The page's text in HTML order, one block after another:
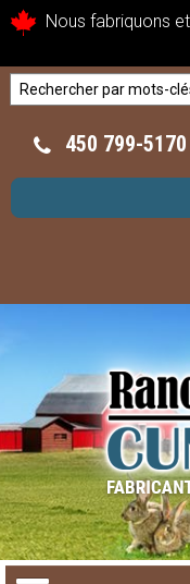
Nous fabriquons et
450 799-5170